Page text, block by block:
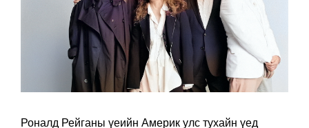
Роналд Рейганы үеийн Америк улс тухайн үед